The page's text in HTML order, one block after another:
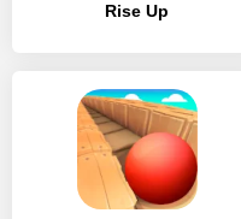
Rise Up